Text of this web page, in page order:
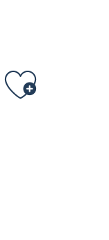
Ajouter aux favoris